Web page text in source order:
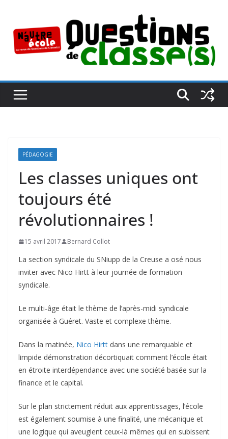
contenu
PÉDAGOGIE
Les classes uniques ont
toujours été
révolutionnaires !
15 avril 2017 Bernard Collot
La section syndicale du SNiupp de la Creuse a osé nous
inviter avec Nico Hirtt à leur journée de formation
syndicale.
Le multi-âge était le thème de l’après-midi syndicale
organisée à Guéret. Vaste et complexe thème.
Dans la matinée, Nico Hirtt dans une remarquable et
limpide démonstration décortiquait comment l’école était
en étroite interdépendance avec une société basée sur la
finance et le capital.
Sur le plan strictement réduit aux apprentissages, l’école
est également soumise à une finalité, une mécanique et
une logique qui aveuglent ceux-là mêmes qui en subissent